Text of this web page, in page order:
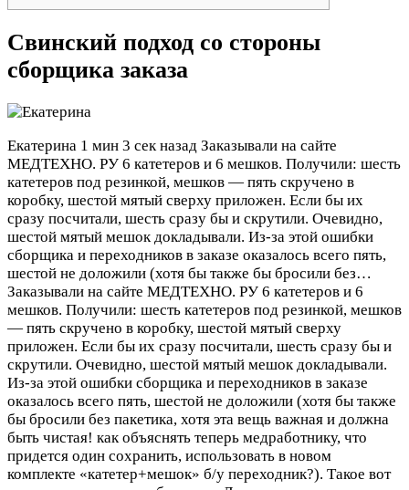
Свинский подход со стороны
сборщика заказа
Екатерина 1 мин 3 сек назад Заказывали на сайте
МЕДТЕХНО. РУ 6 катетеров и 6 мешков. Получили: шесть
катетеров под резинкой, мешков — пять скручено в
коробку, шестой мятый сверху приложен. Если бы их
сразу посчитали, шесть сразу бы и скрутили. Очевидно,
шестой мятый мешок докладывали. Из-за этой ошибки
сборщика и переходников в заказе оказалось всего пять,
шестой не доложили (хотя бы также бы бросили без…
Заказывали на сайте МЕДТЕХНО. РУ 6 катетеров и 6
мешков. Получили: шесть катетеров под резинкой, мешков
— пять скручено в коробку, шестой мятый сверху
приложен. Если бы их сразу посчитали, шесть сразу бы и
скрутили. Очевидно, шестой мятый мешок докладывали.
Из-за этой ошибки сборщика и переходников в заказе
оказалось всего пять, шестой не доложили (хотя бы также
бы бросили без пакетика, хотя эта вещь важная и должна
быть чистая! как объяснять теперь медработнику, что
придется один сохранить, использовать в новом
комплекте «катетер+мешок» б/у переходник?). Такое вот